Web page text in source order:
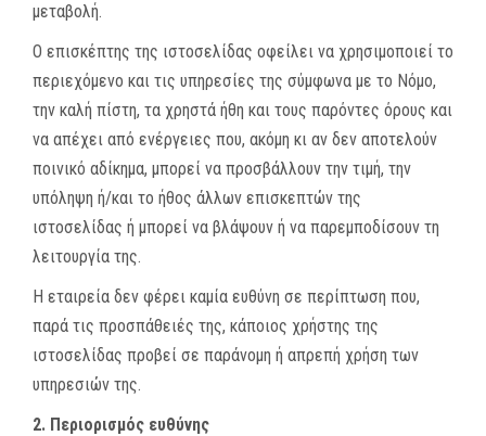
μεταβολή.
Ο επισκέπτης της ιστοσελίδας οφείλει να χρησιμοποιεί το
περιεχόμενο και τις υπηρεσίες της σύμφωνα με το Νόμο,
την καλή πίστη, τα χρηστά ήθη και τους παρόντες όρους και
να απέχει από ενέργειες που, ακόμη κι αν δεν αποτελούν
ποινικό αδίκημα, μπορεί να προσβάλλουν την τιμή, την
υπόληψη ή/και το ήθος άλλων επισκεπτών της
ιστοσελίδας ή μπορεί να βλάψουν ή να παρεμποδίσουν τη
λειτουργία της.
Η εταιρεία δεν φέρει καμία ευθύνη σε περίπτωση που,
παρά τις προσπάθειές της, κάποιος χρήστης της
ιστοσελίδας προβεί σε παράνομη ή απρεπή χρήση των
υπηρεσιών της.
2. Περιορισμός ευθύνης